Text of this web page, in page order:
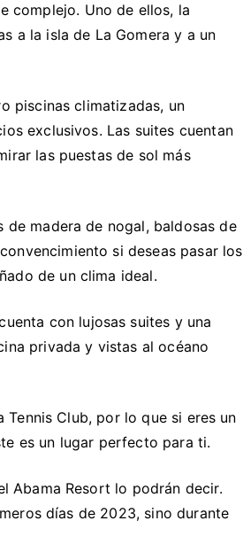
complejo. Uno de ellos, la
a la isla de La Gomera y a un
piscinas climatizadas, un
exclusivos. Las suites cuentan
las puestas de sol más
madera de nogal, baldosas de
si deseas pasar los
de un clima ideal.
con lujosas suites y una
privada y vistas al océano
Tennis Club, por lo que si eres un
es un lugar perfecto para ti.
Abama Resort lo podrán decir.
días de 2023, sino durante